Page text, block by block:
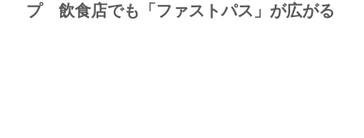
プ 飲食店でも「ファストパス」が広がる